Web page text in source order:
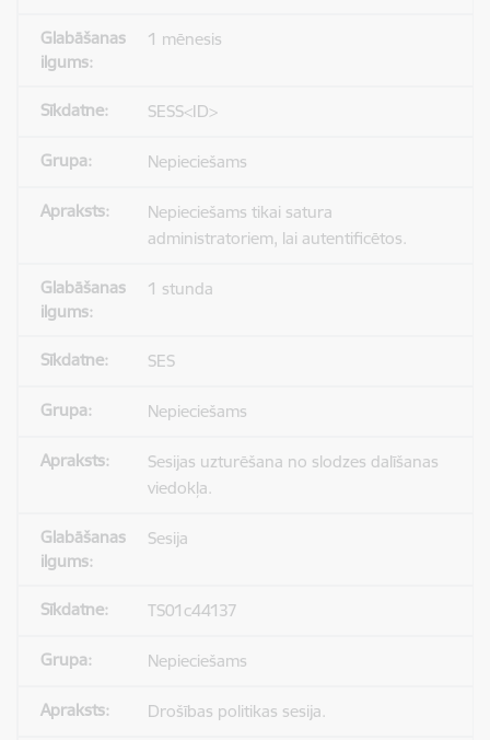
1 mēnesis
SESS<ID>
Nepieciešams
Nepieciešams tikai satura
administratoriem, lai autentificētos.
1 stunda
SES
Nepieciešams
Sesijas uzturēšana no slodzes dalīšanas
viedokļa.
Sesija
TS01c44137
Nepieciešams
Drošības politikas sesija.